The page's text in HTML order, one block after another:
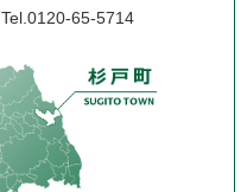
Tel.0120-65-5714